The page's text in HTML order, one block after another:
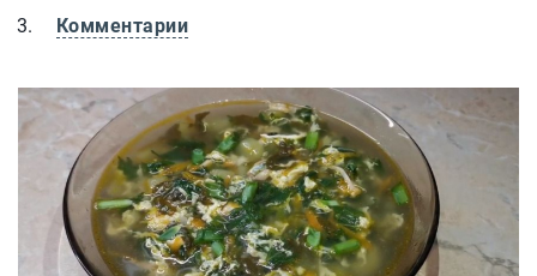
Комментарии
Суп из щавеля и крапивы